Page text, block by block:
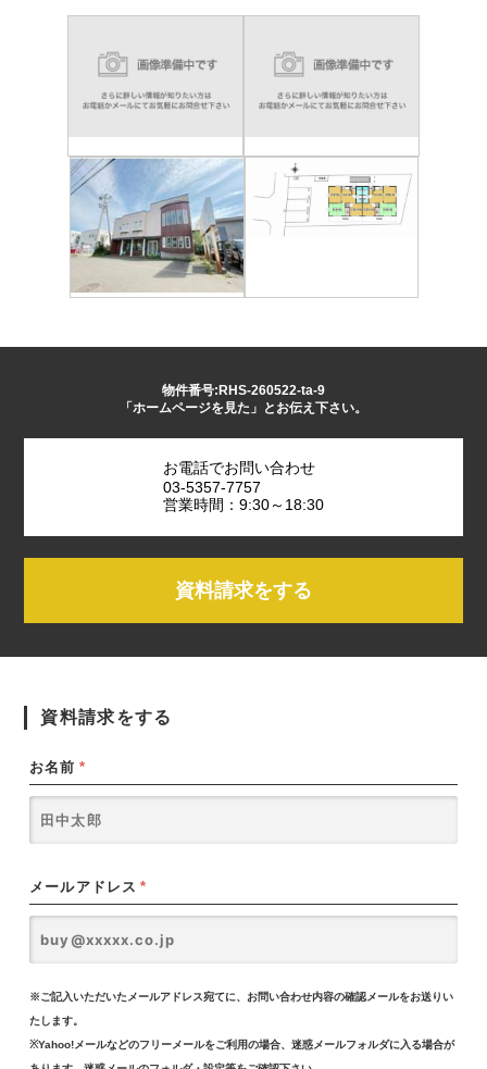
物件番号:RHS-260522-ta-9
「ホームページを見た」とお伝え下さい。
お電話でお問い合わせ
03-5357-7757
営業時間：9:30～18:30
資料請求をする
資料請求をする
お名前 *
メールアドレス *
※ご記入いただいたメールアドレス宛てに、お問い合わせ内容の確認メールをお送りい
たします。
※Yahoo!メールなどのフリーメールをご利用の場合、迷惑メールフォルダに入る場合が